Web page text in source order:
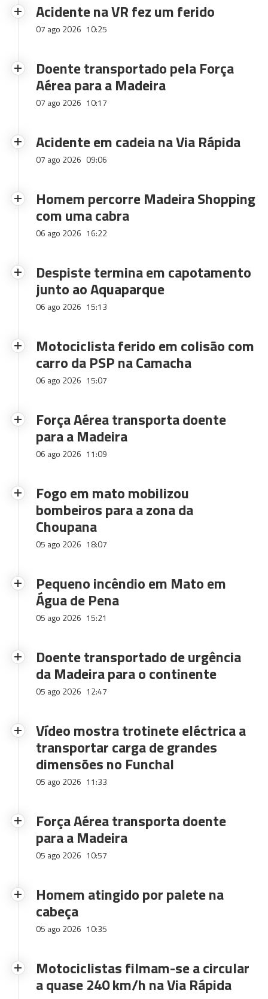
Acidente na VR fez um ferido
07 ago 2026 10:25
Doente transportado pela Força
Aérea para a Madeira
07 ago 2026 10:17
Acidente em cadeia na Via Rápida
07 ago 2026 09:06
Homem percorre Madeira Shopping
com uma cabra
06 ago 2026 16:22
Despiste termina em capotamento
junto ao Aquaparque
06 ago 2026 15:13
Motociclista ferido em colisão com
carro da PSP na Camacha
06 ago 2026 15:07
Força Aérea transporta doente
para a Madeira
06 ago 2026 11:09
Fogo em mato mobilizou
bombeiros para a zona da
Choupana
05 ago 2026 18:07
Pequeno incêndio em Mato em
Água de Pena
05 ago 2026 15:21
Doente transportado de urgência
da Madeira para o continente
05 ago 2026 12:47
Vídeo mostra trotinete eléctrica a
transportar carga de grandes
dimensões no Funchal
05 ago 2026 11:33
Força Aérea transporta doente
para a Madeira
05 ago 2026 10:57
Homem atingido por palete na
cabeça
05 ago 2026 10:35
Motociclistas filmam-se a circular
a quase 240 km/h na Via Rápida